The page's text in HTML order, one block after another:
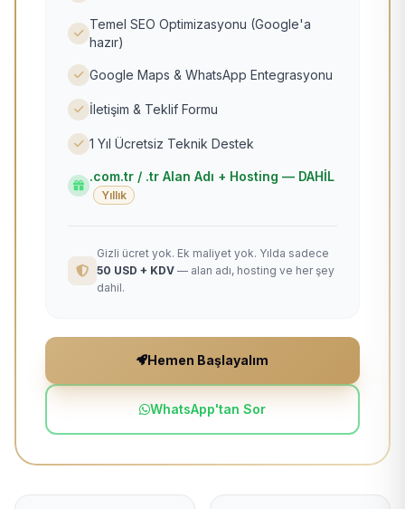
Temel SEO Optimizasyonu (Google'a
hazır)
Google Maps & WhatsApp Entegrasyonu
İletişim & Teklif Formu
1 Yıl Ücretsiz Teknik Destek
.com.tr / .tr Alan Adı + Hosting — DAHİL
Yıllık
Gizli ücret yok. Ek maliyet yok. Yılda sadece
50 USD + KDV — alan adı, hosting ve her şey
dahil.
Hemen Başlayalım
WhatsApp'tan Sor